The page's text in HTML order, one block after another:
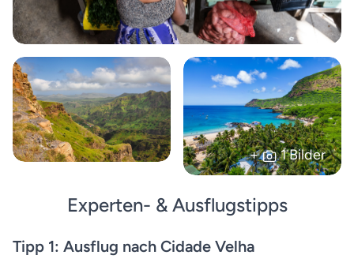
+ 1 Bilder
Experten- & Ausflugstipps
Tipp 1: Ausflug nach Cidade Velha